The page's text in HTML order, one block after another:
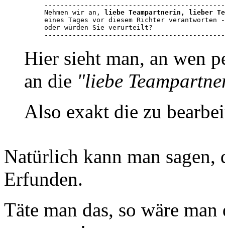
Nehmen wir an, liebe Teampartnerin, lieber
eines Tages vor diesem Richter verantworten
oder würden Sie verurteilt?
Hier sieht man, an wen
an die "liebe
Also exakt die zu
Natürlich kann man sagen,
Erfunden.
Täte man das, so wäre